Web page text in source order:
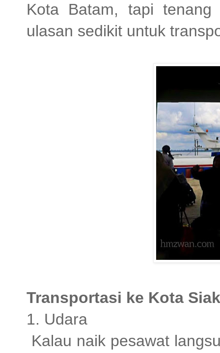
Kota Batam, tapi
ulasan sedikit untuk
Transportasi ke Kota
1. Udara
Kalau naik pesawat